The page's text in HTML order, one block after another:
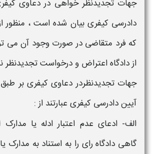
جهات تجدیدنظر خواهی در دعاوی
دادرسی کیفری بیان شده است ، منظور
که فرد متقاضی در صورت وجود آن می
از دادگاه اعتراض و درخواست تجدیدنظر
جهات تجدیدنظردر دعاوی کیفری
آیین دادرسی کیفری عبارتند از :
الف- ادعای عدم اعتبار ادله یا مدارک
گاهی دادگاه رای را به استناد به مدارک